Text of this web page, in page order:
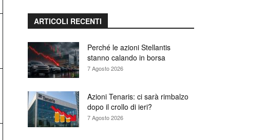
ARTICOLI RECENTI
Perché le azioni Stellantis
stanno calando in borsa
7 Agosto 2026
Azioni Tenaris: ci sarà rimbalzo
dopo il crollo di ieri?
7 Agosto 2026